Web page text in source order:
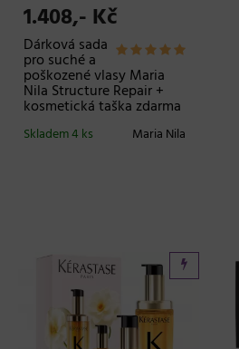
1.408,- Kč
Dárková sada
pro suché a
poškozené vlasy Maria
Nila Structure Repair +
kosmetická taška zdarma
Maria Nila
Skladem 4 ks